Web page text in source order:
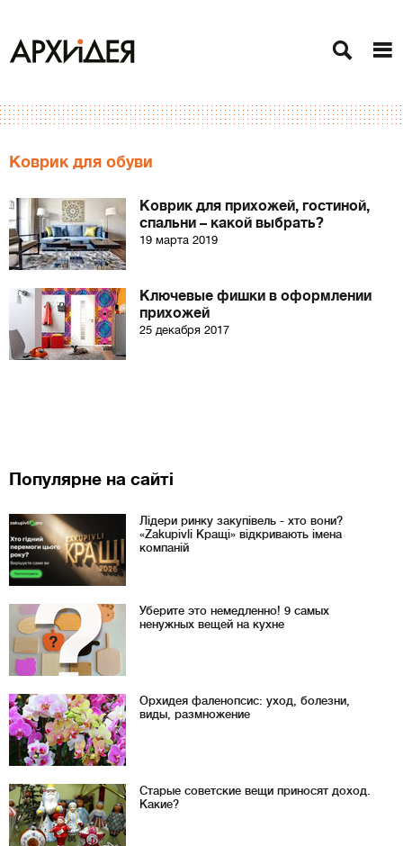
Коврик для обуви
Коврик для прихожей, гостиной,
спальни – какой выбрать?
19 марта 2019
Ключевые фишки в оформлении
прихожей
25 декабря 2017
Популярне на сайті
Лідери ринку закупівель - хто вони?
«Zakupivli Кращі» відкривають імена
компаній
Уберите это немедленно! 9 самых
ненужных вещей на кухне
Орхидея фаленопсис: уход, болезни,
виды, размножение
Старые советские вещи приносят доход.
Какие?